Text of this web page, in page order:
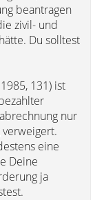
beantragen
zivil- und
Du solltest
131) ist
nur
eine
Deine
ja